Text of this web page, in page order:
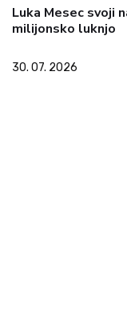
Luka Mesec svoji
milijonsko luknjo
30. 07. 2026